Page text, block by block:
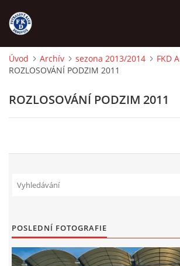
ÚVOD
NÁBOR
STARŠÍ ŽÁCI
Úvod Archív sezona 2013/2014
FKD A
ROZLOSOVÁNÍ PODZIM 2011
ROZLOSOVÁNÍ PODZIM 2011
POSLEDNÍ FOTOGRAFIE